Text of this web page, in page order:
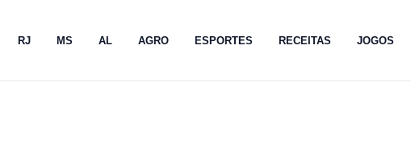
RJ MS AL AGRO ESPORTES RECEITAS JOGOS